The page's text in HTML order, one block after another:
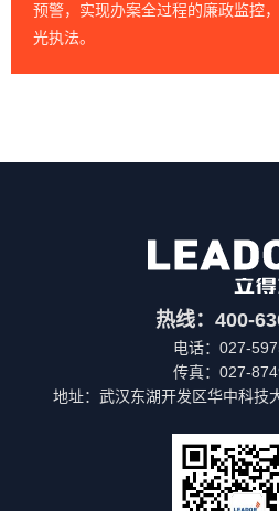
预警，实现办案全过程的廉政监控
光执法。
热线：400-
电话：027-
传真：027-
地址：武汉东湖开发区华中科技